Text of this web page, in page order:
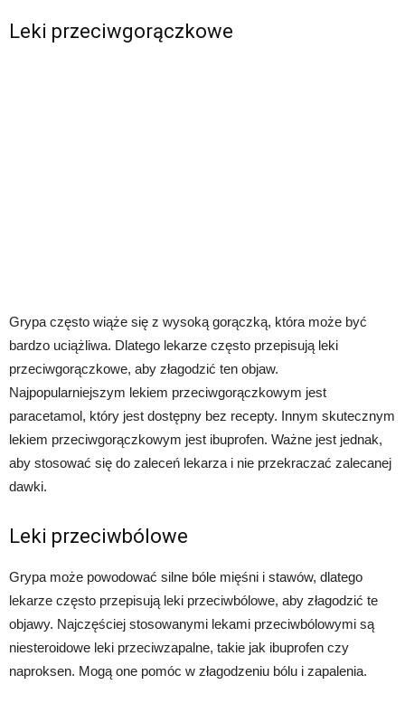
Leki przeciwgorączkowe
Grypa często wiąże się z wysoką gorączką, która może być
bardzo uciążliwa. Dlatego lekarze często przepisują leki
przeciwgorączkowe, aby złagodzić ten objaw.
Najpopularniejszym lekiem przeciwgorączkowym jest
paracetamol, który jest dostępny bez recepty. Innym skutecznym
lekiem przeciwgorączkowym jest ibuprofen. Ważne jest jednak,
aby stosować się do zaleceń lekarza i nie przekraczać zalecanej
dawki.
Leki przeciwbólowe
Grypa może powodować silne bóle mięśni i stawów, dlatego
lekarze często przepisują leki przeciwbólowe, aby złagodzić te
objawy. Najczęściej stosowanymi lekami przeciwbólowymi są
niesteroidowe leki przeciwzapalne, takie jak ibuprofen czy
naproksen. Mogą one pomóc w złagodzeniu bólu i zapalenia.